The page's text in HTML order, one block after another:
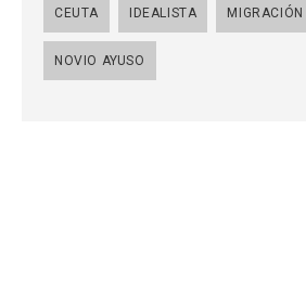
CEUTA IDEALISTA MIGRACIÓN
NOVIO AYUSO